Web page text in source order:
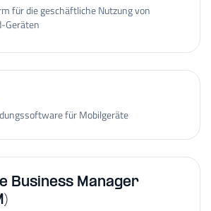
für die geschäftliche Nutzung von
Geräten
für Mobilgeräte
Business Manager